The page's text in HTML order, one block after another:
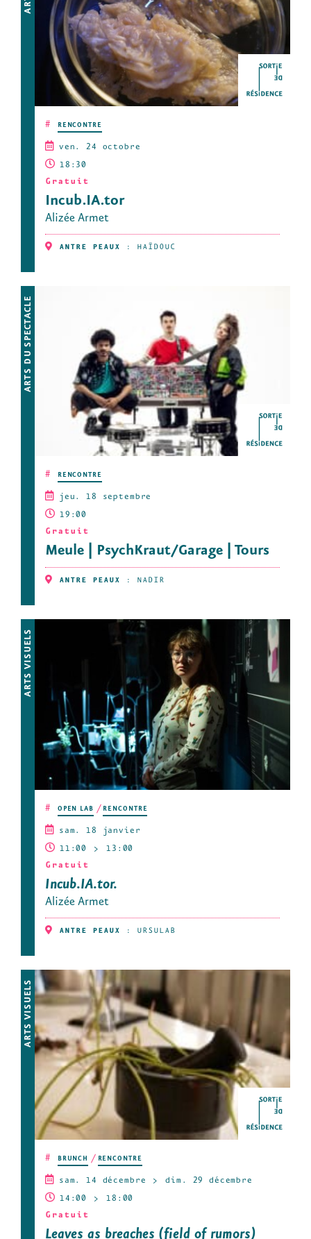
# RENCONTRE
ven. 24 octobre
18:30
Gratuit
Incub.IA.tor
Alizée Armet
ANTRE PEAUX : HAÏDOUC
ARTS DU SPECTACLE
# RENCONTRE
jeu. 18 septembre
19:00
Gratuit
Meule | PsychKraut/Garage | Tours
ANTRE PEAUX : NADIR
ARTS VISUELS
# OPEN LAB RENCONTRE
sam. 18 janvier
11:00 13:00
Gratuit
Incub.IA.tor.
Alizée Armet
ANTRE PEAUX : URSULAB
ARTS VISUELS
# BRUNCH RENCONTRE
sam. 14 décembre dim. 29 décembre
14:00 18:00
Gratuit
Leaves as breaches (field of rumors)